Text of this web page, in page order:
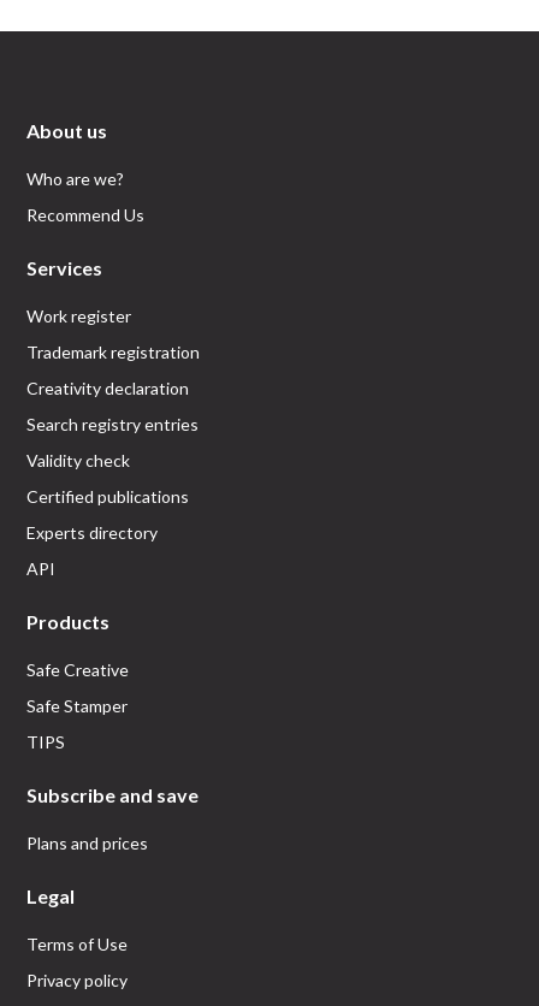
About us
Who are we?
Recommend Us
Services
Work register
Trademark registration
Creativity declaration
Search registry entries
Validity check
Certified publications
Experts directory
API
Products
Safe Creative
Safe Stamper
TIPS
Subscribe and save
Plans and prices
Legal
Terms of Use
Privacy policy